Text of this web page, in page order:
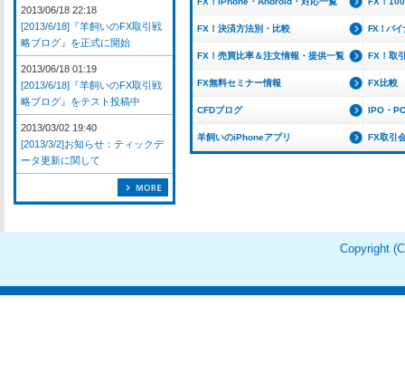
FX！決済方法別・比較 FX！バイ
FX！売買比率＆注文情報・提供一覧 FX！取
FX無料セミナー情報 FX比較
CFDブログ IPO・
羊飼いのiPhoneアプリ FX取引
2013/06/18 22:18
[2013/6/18]『羊飼いのFX取引戦
略ブログ』を正式に開始
2013/06/18 01:19
[2013/6/18]『羊飼いのFX取引戦
略ブログ』をテスト投稿中
2013/03/02 19:40
[2013/3/2]お知らせ：ティックデ
ータ更新に関して
Copyright